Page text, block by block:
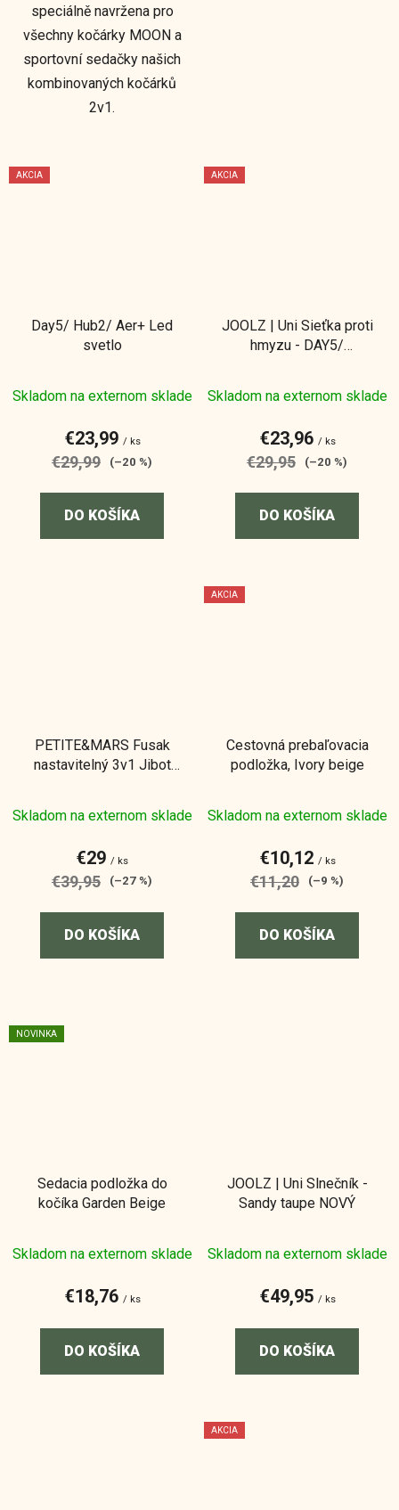
speciálně navržena pro
všechny kočárky MOON a
sportovní sedačky našich
kombinovaných kočárků
2v1.
AKCIA
Day5/ Hub2/ Aer+ Led
svetlo
Skladom na externom sklade
€23,99 / ks
€29,99 (–20 %)
DO KOŠÍKA
AKCIA
JOOLZ | Uni Sieťka proti
hmyzu - DAY5/
Skladom na externom sklade
€23,96 / ks
€29,95 (–20 %)
DO KOŠÍKA
PETITE&MARS Fusak
nastavitelný 3v1 Jibot
Skladom na externom sklade
€29 / ks
€39,95 (–27 %)
DO KOŠÍKA
AKCIA
Cestovná prebaľovacia
podložka, Ivory beige
Skladom na externom sklade
€10,12 / ks
€11,20 (–9 %)
DO KOŠÍKA
NOVINKA
Sedacia podložka do
kočíka Garden Beige
Skladom na externom sklade
€18,76 / ks
DO KOŠÍKA
JOOLZ | Uni Slnečník -
Sandy taupe NOVÝ
Skladom na externom sklade
€49,95 / ks
DO KOŠÍKA
AKCIA